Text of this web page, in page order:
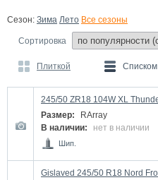
Сезон: Зима Лето Все сезоны
Сортировка
Плиткой Списком
245/50 ZR18 104W XL
Размер:
RArray
В наличии:
нет в наличии
Шип.
Gislaved 245/50 R18 Nord